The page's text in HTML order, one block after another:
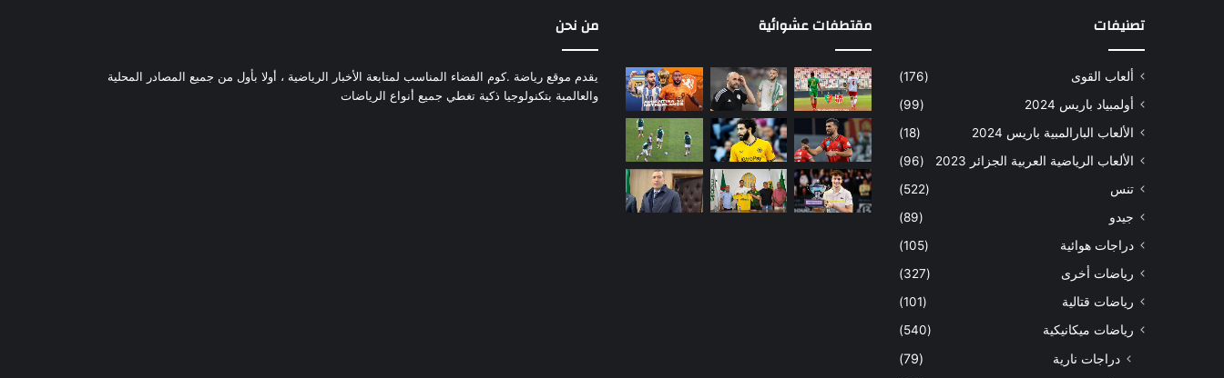
تصنيفات
ألعاب القوى
(176)
أولمبياد باريس 2024
(99)
الألعاب البارالمبية باريس 2024
(18)
الألعاب الرياضية العربية الجزائر 2023
(96)
تنس
(522)
جيدو
(89)
دراجات هوائية
(105)
رياضات أخرى
(327)
رياضات قتالية
(101)
رياضات ميكانيكية
(540)
دراجات نارية
(79)
مقتطفات عشوائية من نحن
يقدم موقع رياضة .كوم الفضاء المناسب لمتابعة الأخبار الرياضية ، أولا بأول من جميع المصادر المحلية
والعالمية بتكنولوجيا ذكية تغطي جميع أنواع الرياضات